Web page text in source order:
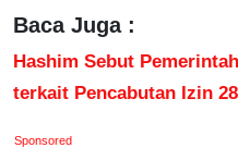
Baca Juga :
Hashim Sebut
terkait Pencabutan Izin
Sponsored